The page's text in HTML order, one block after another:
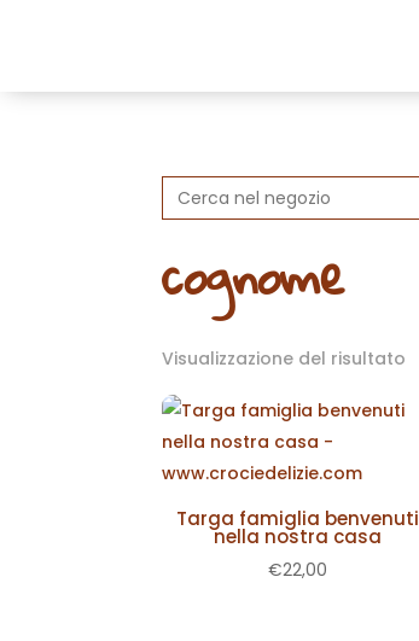
Search
for:
cognome
Visualizzazione del risultato
Targa famiglia benvenuti
nella nostra casa
€22,00